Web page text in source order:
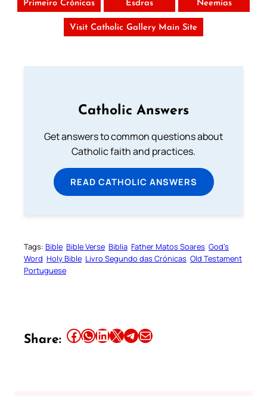
Primeiro Crónicas Esdras Neemias
Visit Catholic Gallery Main Site
Catholic Answers
Get answers to common questions about
Catholic faith and practices.
READ CATHOLIC ANSWERS
Tags: Bible Bible Verse Biblia Father Matos Soares God’s
Word Holy Bible Livro Segundo das Crónicas Old Testament
Portuguese
Share: Share this article on Facebook Share this article on WhatsApp Share this article on LinkedIn Share this article on X Share this article on TelegramEmail this Article